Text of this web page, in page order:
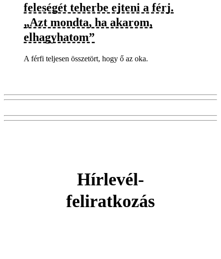
feleségét teherbe ejteni a férj.
„Azt mondta, ha akarom,
elhagyhatom”
A férfi teljesen összetört, hogy ő az oka.
Hírlevél-
feliratkozás